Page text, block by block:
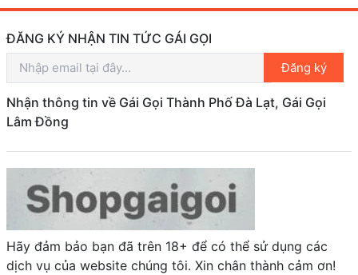
ĐĂNG KÝ NHẬN TIN TỨC GÁI GỌI
Đăng ký
Nhận thông tin về Gái Gọi Thành Phố Đà Lạt, Gái Gọi
Lâm Đồng
Hãy đảm bảo bạn đã trên 18+ để có thể sử dụng các
dịch vụ của website chúng tôi. Xin chân thành cảm ơn!